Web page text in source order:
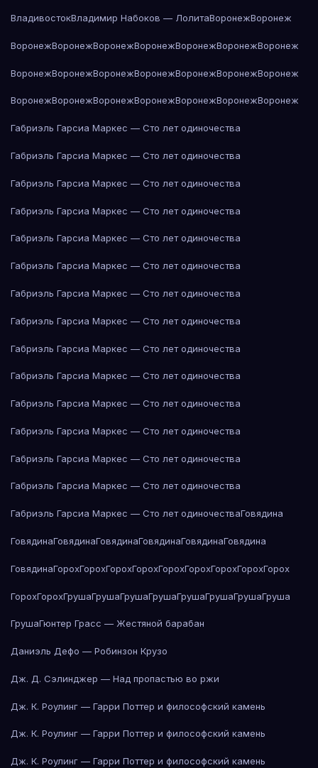
ВладивостокВладимир Набоков — ЛолитаВоронежВоронеж
ВоронежВоронежВоронежВоронежВоронежВоронежВоронеж
ВоронежВоронежВоронежВоронежВоронежВоронежВоронеж
ВоронежВоронежВоронежВоронежВоронежВоронежВоронеж
Габриэль Гарсиа Маркес — Сто лет одиночества
Габриэль Гарсиа Маркес — Сто лет одиночества
Габриэль Гарсиа Маркес — Сто лет одиночества
Габриэль Гарсиа Маркес — Сто лет одиночества
Габриэль Гарсиа Маркес — Сто лет одиночества
Габриэль Гарсиа Маркес — Сто лет одиночества
Габриэль Гарсиа Маркес — Сто лет одиночества
Габриэль Гарсиа Маркес — Сто лет одиночества
Габриэль Гарсиа Маркес — Сто лет одиночества
Габриэль Гарсиа Маркес — Сто лет одиночества
Габриэль Гарсиа Маркес — Сто лет одиночества
Габриэль Гарсиа Маркес — Сто лет одиночества
Габриэль Гарсиа Маркес — Сто лет одиночества
Габриэль Гарсиа Маркес — Сто лет одиночества
Габриэль Гарсиа Маркес — Сто лет одиночестваГовядина
ГовядинаГовядинаГовядинаГовядинаГовядинаГовядина
ГовядинаГорохГорохГорохГорохГорохГорохГорохГорохГорох
ГорохГорохГрушаГрушаГрушаГрушаГрушаГрушаГрушаГруша
ГрушаГюнтер Грасс — Жестяной барабан
Даниэль Дефо — Робинзон Крузо
Дж. Д. Сэлинджер — Над пропастью во ржи
Дж. К. Роулинг — Гарри Поттер и философский камень
Дж. К. Роулинг — Гарри Поттер и философский камень
Дж. К. Роулинг — Гарри Поттер и философский камень